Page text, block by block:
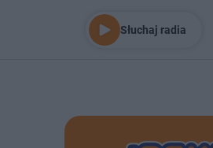
Słuchaj radia